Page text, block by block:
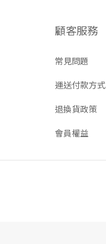
顧客服務
常見問題
運送付款方式
退換貨政策
會員權益